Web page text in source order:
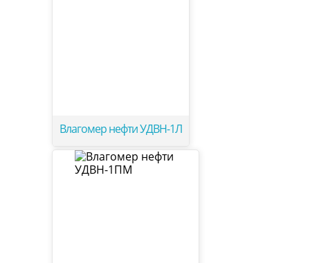
Влагомер нефти УДВН-1Л